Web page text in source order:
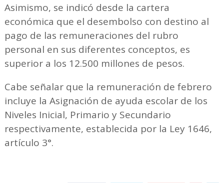
Asimismo, se indicó desde la cartera
económica que el desembolso con destino al
pago de las remuneraciones del rubro
personal en sus diferentes conceptos, es
superior a los 12.500 millones de pesos.
Cabe señalar que la remuneración de febrero
incluye la Asignación de ayuda escolar de los
Niveles Inicial, Primario y Secundario
respectivamente, establecida por la Ley 1646,
artículo 3°.